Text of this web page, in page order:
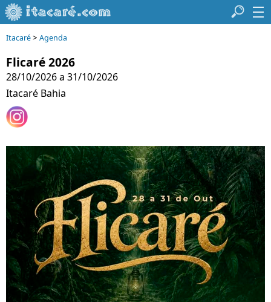
Itacaré> Agenda
Flicaré 2026
28/10/2026 a 31/10/2026
Itacaré Bahia